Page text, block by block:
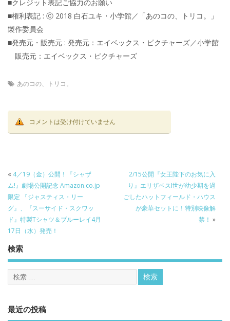
■クレジット表記ご協力のお願い
■権利表記 : ⓒ 2018 白石ユキ・小学館／「あのコの、トリコ。」
製作委員会
■発売元・販売元 : 発売元：エイベックス・ピクチャーズ／小学館
販売元：エイベックス・ピクチャーズ
あのコの、トリコ。
コメントは受け付けていません
« 4／19（金）公開！『シャザ
ム!』劇場公開記念 Amazon.co.jp
限定 『ジャスティス・リー
グ』、『スーサイド・スクワッ
ド』特製Tシャツ＆ブルーレイ4月
17日（水）発売！
2/15公開『女王陛下のお気に入
り』エリザベスI世が幼少期を過
ごしたハットフィールド・ハウス
が豪華セットに！特別映像解
禁！ »
検索
最近の投稿